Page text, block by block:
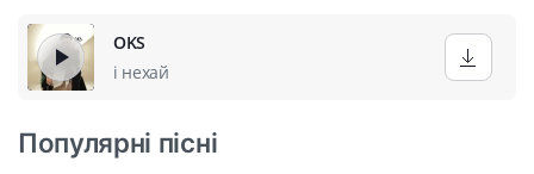
OKS
і нехай
Популярні пісні